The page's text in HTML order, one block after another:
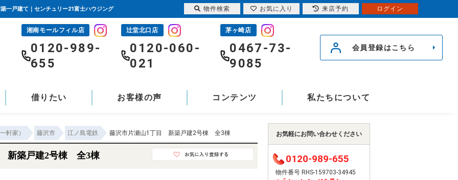
一戸建て｜センチュリー21富士ハウジング
湘南モールフィル店
0120-989-
655
辻堂北口店
0120-060-
021
茅ヶ崎店
0467-73-
9085
会員登録はこちら
借りたい お客様の声 コンテンツ 私たちについて
軒家） 藤沢市 江ノ島電鉄 藤沢市片瀬山1丁目 新築戸建2号棟 全3棟
新築戸建2号棟 全3棟
お気軽にお問い合わせください
0120-989-655
物件番号 RHS-159703-34945
物件検索 お気に入り 来店予約 ログイン